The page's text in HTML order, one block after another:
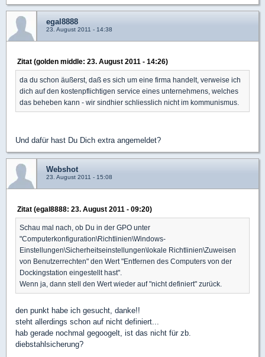
egal8888
23. August 2011 - 14:38
Zitat (golden middle: 23. August 2011 - 14:26)
da du schon äußerst, daß es sich um eine firma handelt, verweise ich
dich auf den kostenpflichtigen service eines unternehmens, welches
das beheben kann - wir sindhier schliesslich nicht im kommunismus.
Und dafür hast Du Dich extra angemeldet?
Webshot
23. August 2011 - 15:08
Zitat (egal8888: 23. August 2011 - 09:20)
Schau mal nach, ob Du in der GPO unter
"Computerkonfiguration\Richtlinien\Windows-
Einstellungen\Sicherheitseinstellungen\lokale Richtlinien\Zuweisen
von Benutzerrechten" den Wert "Entfernen des Computers von der
Dockingstation eingestellt hast".
Wenn ja, dann stell den Wert wieder auf "nicht definiert" zurück.
den punkt habe ich gesucht, danke!!
steht allerdings schon auf nicht definiert...
hab gerade nochmal gegoogelt, ist das nicht für zb.
diebstahlsicherung?